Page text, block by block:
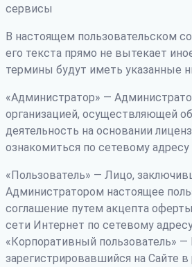
сервисы
В настоящем пользовательском
его текста прямо не вытекает
термины будут иметь указанные
«Администратор» —
организацией, осуществляющей
деятельность на основании
ознакомиться по сетевому
«Пользователь» — Лицо,
Администратором настоящее
соглашение путем акцепта
сети Интернет по сетевому
«Корпоративный пользователь» —
зарегистрировавшийся на Сайте